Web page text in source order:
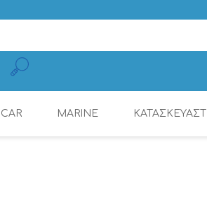
CAR MARINE